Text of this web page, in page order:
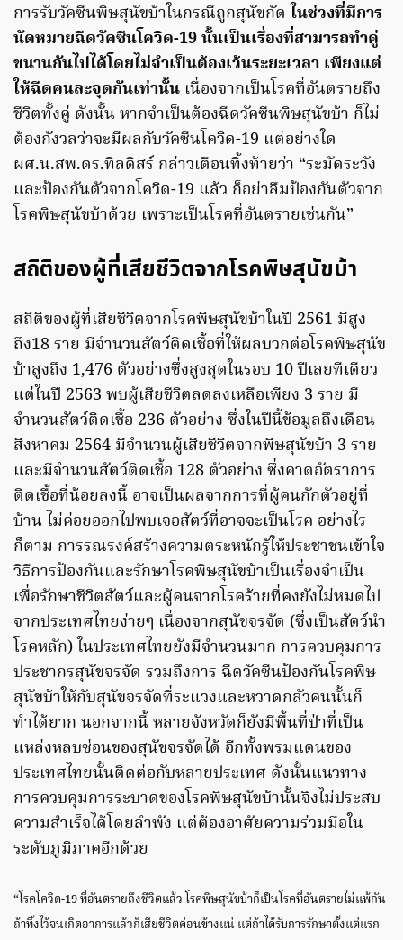
การรับวัคซีนพิษสุนัขบ้าในกรณีถูกสุนัขกัด ในช่วงที่มีการ
นัดหมายฉีดวัคซีนโควิด-19 นั้นเป็นเรื่องที่สามารถทำคู่
ขนานกันไปได้โดยไม่จำเป็นต้องเว้นระยะเวลา เพียงแต่
ให้ฉีดคนละจุดกันเท่านั้น เนื่องจากเป็นโรคที่อันตรายถึง
ชีวิตทั้งคู่ ดังนั้น หากจำเป็นต้องฉีดวัคซีนพิษสุนัขบ้า ก็ไม่
ต้องกังวลว่าจะมีผลกับวัคซีนโควิด-19 แต่อย่างใด
ผศ.น.สพ.ดร.ทิลดิสร์ กล่าวเตือนทิ้งท้ายว่า “ระมัดระวัง
และป้องกันตัวจากโควิด-19 แล้ว ก็อย่าลืมป้องกันตัวจาก
โรคพิษสุนัขบ้าด้วย เพราะเป็นโรคที่อันตรายเช่นกัน”
สถิติของผู้ที่เสียชีวิตจากโรคพิษสุนัขบ้า
สถิติของผู้ที่เสียชีวิตจากโรคพิษสุนัขบ้าในปี 2561 มีสูง
ถึง18 ราย มีจำนวนสัตว์ติดเชื้อที่ให้ผลบวกต่อโรคพิษสุนัข
บ้าสูงถึง 1,476 ตัวอย่างซึ่งสูงสุดในรอบ 10 ปีเลยทีเดียว
แต่ในปี 2563 พบผู้เสียชีวิตลดลงเหลือเพียง 3 ราย มี
จำนวนสัตว์ติดเชื้อ 236 ตัวอย่าง ซึ่งในปีนี้ข้อมูลถึงเดือน
สิงหาคม 2564 มีจำนวนผู้เสียชีวิตจากพิษสุนัขบ้า 3 ราย
และมีจำนวนสัตว์ติดเชื้อ 128 ตัวอย่าง ซึ่งคาดอัตราการ
ติดเชื้อที่น้อยลงนี้ อาจเป็นผลจากการที่ผู้คนกักตัวอยู่ที่
บ้าน ไม่ค่อยออกไปพบเจอสัตว์ที่อาจจะเป็นโรค อย่างไร
ก็ตาม การรณรงค์สร้างความตระหนักรู้ให้ประชาชนเข้าใจ
วิธีการป้องกันและรักษาโรคพิษสุนัขบ้าเป็นเรื่องจำเป็น
เพื่อรักษาชีวิตสัตว์และผู้คนจากโรคร้ายที่คงยังไม่หมดไป
จากประเทศไทยง่ายๆ เนื่องจากสุนัขจรจัด (ซึ่งเป็นสัตว์นำ
โรคหลัก) ในประเทศไทยยังมีจำนวนมาก การควบคุมการ
ประชากรสุนัขจรจัด รวมถึงการ ฉีดวัคซีนป้องกันโรคพิษ
สุนัขบ้าให้กับสุนัขจรจัดที่ระแวงและหวาดกลัวคนนั้นก็
ทำได้ยาก นอกจากนี้ หลายจังหวัดก็ยังมีพื้นที่ป่าที่เป็น
แหล่งหลบซ่อนของสุนัขจรจัดได้ อีกทั้งพรมแดนของ
ประเทศไทยนั้นติดต่อกับหลายประเทศ ดังนั้นแนวทาง
การควบคุมการระบาดของโรคพิษสุนัขบ้านั้นจึงไม่ประสบ
ความสำเร็จได้โดยลำพัง แต่ต้องอาศัยความร่วมมือใน
ระดับภูมิภาคอีกด้วย
“โรคโควิด-19 ที่อันตรายถึงชีวิตแล้ว โรคพิษสุนัขบ้าก็เป็นโรคที่อันตรายไม่แพ้กัน
ถ้าทิ้งไว้จนเกิดอาการแล้วก็เสียชีวิตค่อนข้างแน่ แต่ถ้าได้รับการรักษาตั้งแต่แรก